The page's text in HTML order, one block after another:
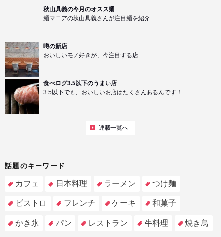
秋山具義の今月のオスス麺
麺マニアの秋山具義さんが注目麺を紹介
噂の新店
おいしいモノ好きが、今注目する店
食べログ3.5以下のうまい店
3.5以下でも、おいしいお店はたくさんあるんです！
連載一覧へ
話題のキーワード
カフェ 日本料理 ラーメン つけ麺
ビストロ フレンチ ケーキ 和菓子
かき氷 パン レストラン 牛料理 焼き鳥